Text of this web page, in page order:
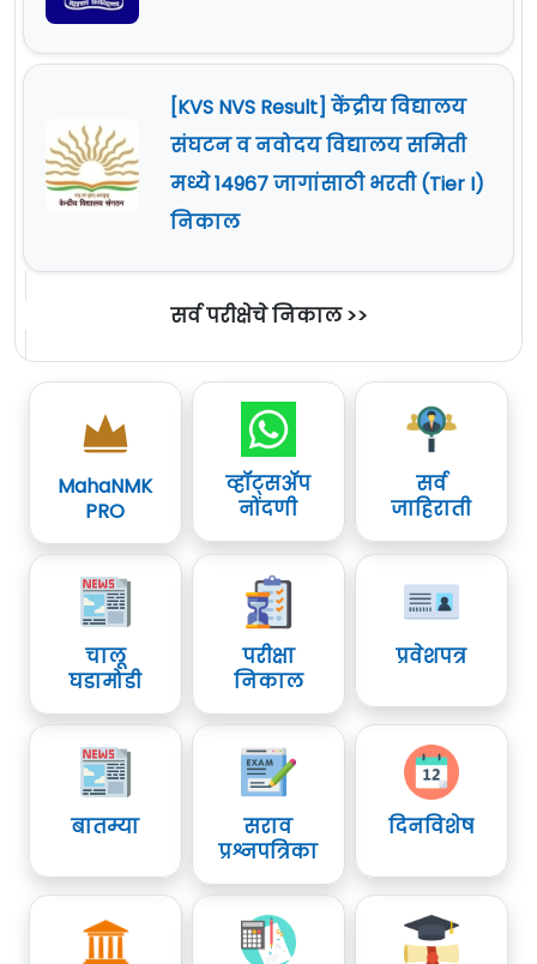
[KVS NVS Result] केंद्रीय विद्यालय
संघटन व नवोदय विद्यालय समिती
मध्ये 14967 जागांसाठी भरती (Tier I)
निकाल
सर्व परीक्षेचे निकाल >>
MahaNMK
PRO
व्हॉट्सॲप
नोंदणी
सर्व
जाहिराती
चालू
घडामोडी
परीक्षा
निकाल
प्रवेशपत्र
बातम्या
सराव
प्रश्नपत्रिका
दिनविशेष